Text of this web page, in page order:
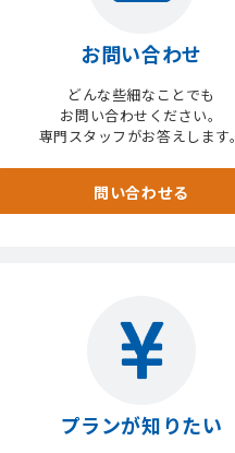
お問い合わせ
どんな些細なことでも
お問い合わせください。
専門スタッフがお答えします。
問い合わせる
プランが知りたい